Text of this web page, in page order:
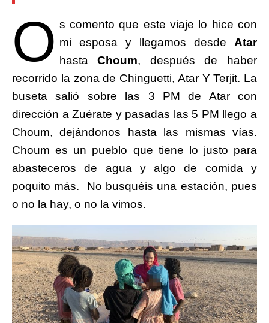
O s comento que este viaje lo hice con
mi esposa y llegamos desde Atar
hastaChoum, después de haber
recorrido la zona de Chinguetti, Atar Y Terjit. La
buseta salió sobre las 3 PM de Atar con
dirección a Zuérate y pasadas las 5 PM llego a
Choum, dejándonos hasta las mismas vías.
Choum es un pueblo que tiene lo justo para
abasteceros de agua y algo de comida y
poquito más. No busquéis una estación, pues
o no la hay, o no la vimos.